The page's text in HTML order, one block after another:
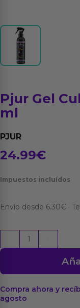
Pjur Gel
ml
PJUR
24.99€
Impuestos incluídos
Envío desde 6.30€ ·
Gel
Ultra
Shine
250
Compra ahora y
agosto